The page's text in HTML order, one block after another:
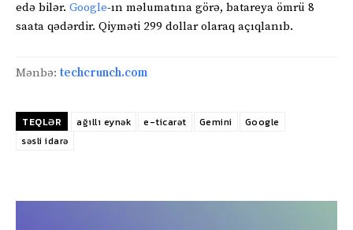
edə bilər. Google-ın məlumatına görə, batareya ömrü 8
saata qədərdir. Qiyməti 299 dollar olaraq açıqlanıb.
Mənbə: techcrunch.com
TEQLƏR ağıllı eynək e-ticarət Gemini
Google
səsli idarə